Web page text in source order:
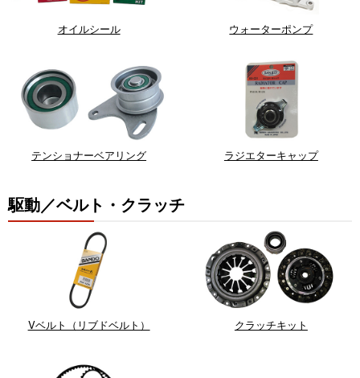
オイルシール ウォーターポンプ
テンショナーベアリング ラジエターキャップ
駆動／ベルト・クラッチ
Vベルト（リブドベルト） クラッチキット